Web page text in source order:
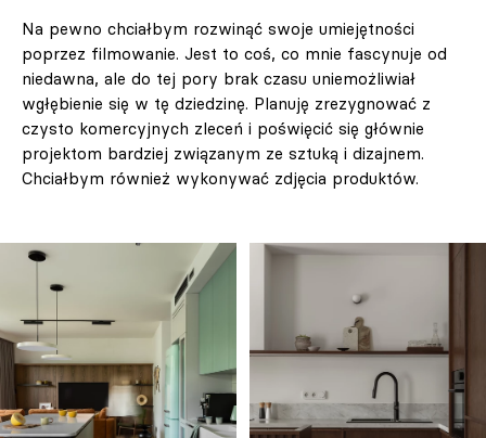
Na pewno chciałbym rozwinąć swoje umiejętności
poprzez filmowanie. Jest to coś, co mnie fascynuje od
niedawna, ale do tej pory brak czasu uniemożliwiał
wgłębienie się w tę dziedzinę. Planuję zrezygnować z
czysto komercyjnych zleceń i poświęcić się głównie
projektom bardziej związanym ze sztuką i dizajnem.
Chciałbym również wykonywać zdjęcia produktów.